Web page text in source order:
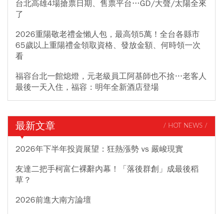
台北高雄4場搶票日期、售票平台…GD/大聲/太陽全來
了
2026重陽敬老禮金懶人包，最高領5萬！全台各縣市
65歲以上重陽禮金領取資格、發放金額、何時領一次
看
福容台北一館熄燈，元老級員工阿基師也不捨…老客人
最後一天入住，福容：明年全新酒店登場
最新文章 / HOT NEWS /
2026年下半年投資展望：狂熱漲勢 vs 嚴峻現實
友達二把手柯富仁裸辭內幕！「落後群創」成最後稻
草？
2026前進大南方論壇